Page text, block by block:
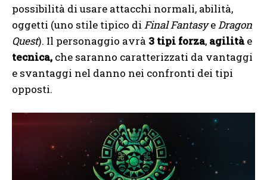
possibilità di usare attacchi normali, abilità,
oggetti (uno stile tipico di Final FantasyeDragon
Quest). Il personaggio avrà 3 tipi forza, agilitàe
tecnica, che saranno caratterizzati da vantaggi
e svantaggi nel danno nei confronti dei tipi
opposti.